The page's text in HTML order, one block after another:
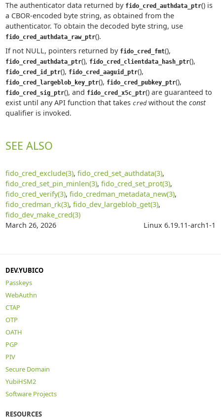
The authenticator data returned by fido_cred_authdata_ptr() is
a CBOR-encoded byte string, as obtained from the
authenticator. To obtain the decoded byte string, use
fido_cred_authdata_raw_ptr().
If not NULL, pointers returned by fido_cred_fmt(),
fido_cred_authdata_ptr(), fido_cred_clientdata_hash_ptr(),
fido_cred_id_ptr(), fido_cred_aaguid_ptr(),
fido_cred_largeblob_key_ptr(), fido_cred_pubkey_ptr(),
fido_cred_sig_ptr(), and fido_cred_x5c_ptr() are guaranteed to
exist until any API function that takes credwithout the const
qualifier is invoked.
SEE ALSO
fido_cred_exclude(3), fido_cred_set_authdata(3),
fido_cred_set_pin_minlen(3), fido_cred_set_prot(3),
fido_cred_verify(3), fido_credman_metadata_new(3),
fido_credman_rk(3), fido_dev_largeblob_get(3),
fido_dev_make_cred(3)
March 26, 2026
Linux 6.19.11-arch1-1
DEV.YUBICO
Passkeys
WebAuthn
CTAP
OTP
OATH
PGP
PIV
Secure Domain
YubiHSM2
Software Projects
RESOURCES